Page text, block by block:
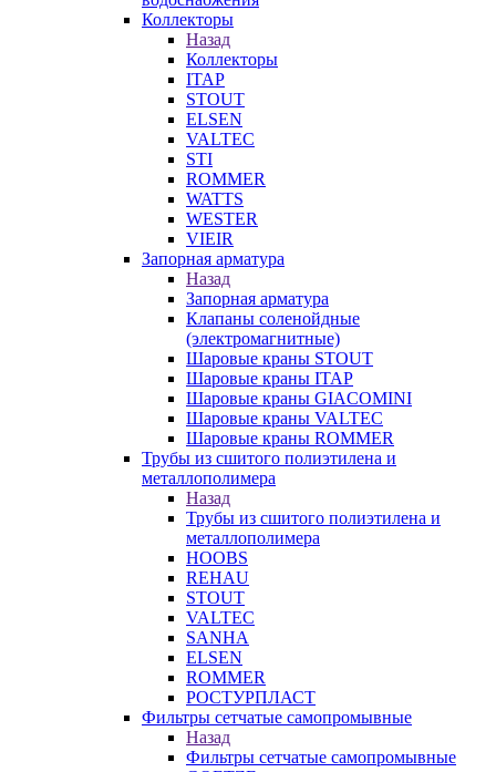
Коллекторы
Назад
Коллекторы
ITAP
STOUT
ELSEN
VALTEC
STI
ROMMER
WATTS
WESTER
VIEIR
Запорная арматура
Назад
Запорная арматура
Клапаны соленойдные
(электромагнитные)
Шаровые краны STOUT
Шаровые краны ITAP
Шаровые краны GIACOMINI
Шаровые краны VALTEC
Шаровые краны ROMMER
Трубы из сшитого полиэтилена и
металлополимера
Назад
Трубы из сшитого полиэтилена и
металлополимера
HOOBS
REHAU
STOUT
VALTEC
SANHA
ELSEN
ROMMER
РОСТУРПЛАСТ
Фильтры сетчатые самопромывные
Назад
Фильтры сетчатые самопромывные